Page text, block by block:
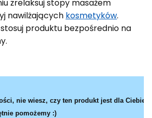
zrelaksuj stopy masażem
nawilżających kosmetyków.
stosuj produktu bezpośrednio na
nie wiesz, czy ten produkt jest dla Ciebie?
pomożemy :)